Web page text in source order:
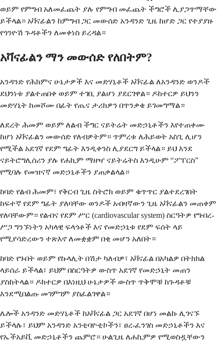
ወይም የምግብ አለመፈጨት ያሉ የምግብ መፈጨት ችግሮች ሊያጋጥማቸው
ይችላል። አቫናፊልን ከምግብ ጋር መውሰድ አንዳንድ ጊዜ ከሆድ ጋር የተያያዙ
የጎንዮሽ ጉዳቶችን ለመቀነስ ይረዳል።
አቫናፊልን ማን መውሰድ የለበትም?
አንዳንድ የሕክምና ሁኔታዎች እና መድሃኒቶች አቫናፊል ለአንዳንድ ወንዶች
ደህንነቱ ያልተጠበቀ ወይም ተገቢ ያልሆነ ያደርገዋል። ዶክተርዎ ይህንን
መድሃኒት ከመሾሙ በፊት የጤና ታሪክዎን በጥንቃቄ ይገመግማል።
ለደረት ሕመም ወይም ለልብ ችግር ናይትሬት መድኃኒቶችን እየተጠቀሙ
ከሆነ አቫናፊልን መውሰድ የለብዎትም። ጥምረቱ ለሕይወት አስጊ ሊሆን
የሚችል አደገኛ የደም ግፊት እንዲቀንስ ሊያደርግ ይችላል። ይህ እንደ
ናይትሮግሊሰሪን ያሉ የሐኪም ማዘዣ ናይትሬትስ እንዲሁም “ፖፐርስ”
የሚባሉ የመዝናኛ መድኃኒቶችን ያጠቃልላል።
ከባድ የልብ ሕመም፣ የቅርብ ጊዜ ስትሮክ ወይም ቁጥጥር ያልተደረገበት
ከፍተኛ የደም ግፊት ያለባቸው ወንዶች አብዛኛውን ጊዜ አቫናፊልን መጠቀም
የለባቸውም። የልብና የደም ሥር (cardiovascular system) ስርዓትዎ የግብረ-
ሥጋ ግንኙነትን አካላዊ ፍላጎቶች እና የመድኃኒቱ የደም ፍሰት ላይ
የሚያሳድረውን ተጽእኖ ለመቋቋም በቂ መሆን አለበት።
ከባድ የጉበት ወይም የኩላሊት በሽታ ካለብዎ፣ አቫናፊል በአካልዎ በትክክል
ላይሰራ ይችላል፣ ይህም በስርዓትዎ ውስጥ አደገኛ የመድኃኒት መጠን
ያስከትላል። ዶክተርዎ በእነዚህ ሁኔታዎች ውስጥ ጥቅሞቹ ከጉዳቶቹ
እንደሚበልጡ መገምገም ያስፈልገዋል።
ሌሎች አንዳንድ መድሃኒቶች ከአቫናፊል ጋር አደገኛ በሆነ መልኩ ሊገናኙ
ይችላሉ፣ ይህም አንዳንድ አንቲባዮቲኮችን፣ ፀረ-ፈንገስ መድኃኒቶችን እና
የኤችአይቪ መድኃኒቶችን ጨምሮ። ሁልጊዜ ለሐኪምዎ የሚወስዷቸውን